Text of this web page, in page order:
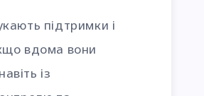
підтримки і
вдома вони
із